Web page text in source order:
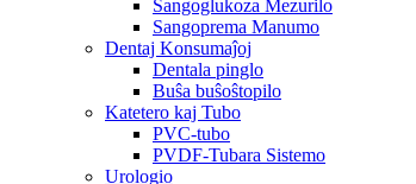
Sangoglukoza Mezurilo
Sangoprema Manumo
Dentaj Konsumaĵoj
Dentala pinglo
Buŝa buŝoŝtopilo
Katetero kaj Tubo
PVC-tubo
PVDF-Tubara Sistemo
Urologio